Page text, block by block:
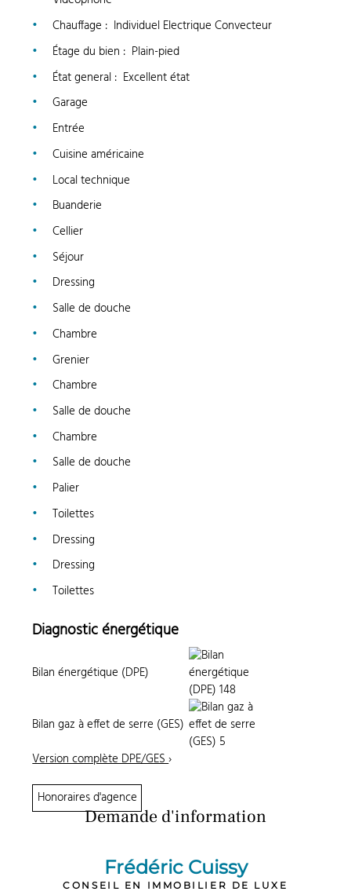
Chauffage : Individuel Electrique Convecteur
Étage du bien : Plain-pied
État general: Excellent état
Garage
Entrée
Cuisine américaine
Local technique
Buanderie
Cellier
Séjour
Dressing
Salle de douche
Chambre
Grenier
Chambre
Salle de douche
Chambre
Salle de douche
Palier
Toilettes
Dressing
Dressing
Toilettes
Diagnostic énergétique
Bilan énergétique (DPE)
Bilan gaz à effet de serre (GES)
Version complète DPE/GES›
Honoraires d'agence
Demande d'information
Frédéric Cuissy
CONSEIL EN IMMOBILIER DE LUXE